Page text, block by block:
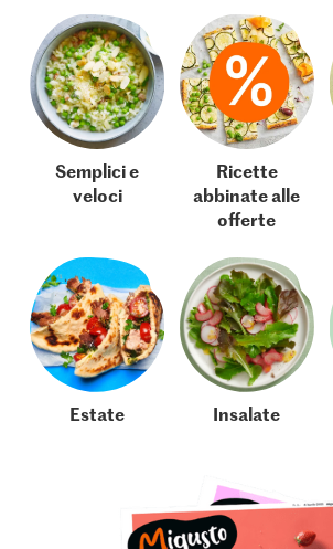
Semplici e
veloci
Ricette
abbinate alle
offerte
Estate Insalate